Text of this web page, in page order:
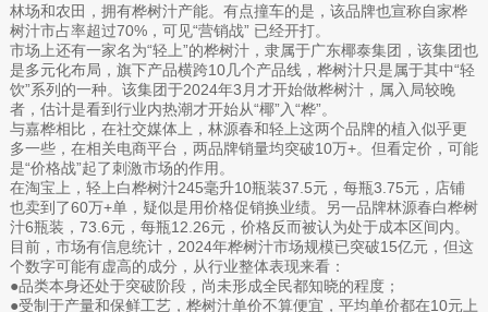
林场和农田，拥有桦树汁产能。有点撞车的是，该品牌也宣称自家桦
树汁市占率超过70%，可见“营销战” 已经开打。
市场上还有一家名为“轻上”的桦树汁，隶属于广东椰泰集团，该集团也
是多元化布局，旗下产品横跨10几个产品线，桦树汁只是属于其中“轻
饮”系列的一种。该集团于2024年3月才开始做桦树汁，属入局较晚
者，估计是看到行业内热潮才开始从“椰”入“桦”。
与嘉桦相比，在社交媒体上，林源春和轻上这两个品牌的植入似乎更
多一些，在相关电商平台，两品牌销量均突破10万+。但看定价，可能
是“价格战”起了刺激市场的作用。
在淘宝上，轻上白桦树汁245毫升10瓶装37.5元，每瓶3.75元，店铺
也卖到了60万+单，疑似是用价格促销换业绩。另一品牌林源春白桦树
汁6瓶装，73.6元，每瓶12.26元，价格反而被认为处于成本区间内。
目前，市场有信息统计，2024年桦树汁市场规模已突破15亿元，但这
个数字可能有虚高的成分，从行业整体表现来看：
●品类本身还处于突破阶段，尚未形成全民都知晓的程度；
●受制于产量和保鲜工艺，桦树汁单价不算便宜，平均单价都在10元上